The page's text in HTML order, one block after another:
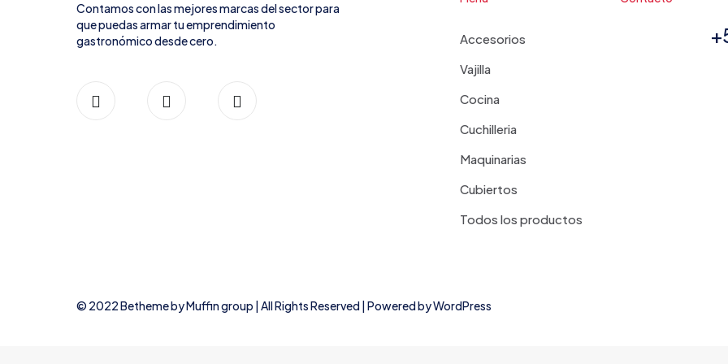
Contamos con las mejores marcas del sector para
que puedas armar tu emprendimiento
gastronómico desde cero.
Accesorios
Vajilla
Cocina
Cuchilleria
Maquinarias
Cubiertos
Todos los productos
© 2022 Betheme byMuffin group | All Rights Reserved | Powered byWordPress